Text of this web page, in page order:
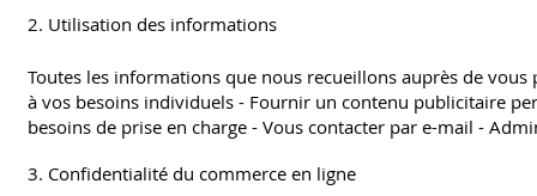
2. Utilisation des informations
Toutes les informations que nous recueillons auprès de
à vos besoins individuels - Fournir un contenu publicitaire
besoins de prise en charge - Vous contacter par e-mail -
3. Confidentialité du commerce en ligne